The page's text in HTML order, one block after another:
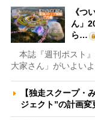
《つ
ん」
ら…
本誌『週刊ポスト
大家さん」がいよい
【独走スクープ・
ジェクト”の計画